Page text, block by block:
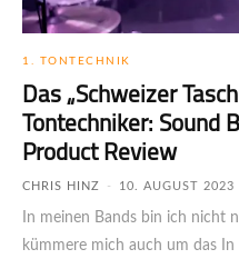
1. TONTECHNIK
Das „Schweizer
Tontechniker: Sound
Product Review
CHRIS HINZ - 10. AUGUST 2023
In meinen Bands bin ich nicht
kümmere mich auch um das